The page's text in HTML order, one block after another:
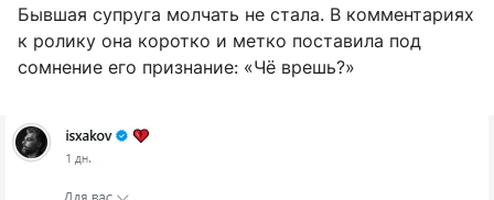
Бывшая супруга молчать не стала. В комментариях
к ролику она коротко и метко поставила под
сомнение его признание: «Чё врешь?»